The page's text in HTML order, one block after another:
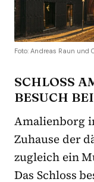
Foto: Andreas Raun und
SCHLOSS
BESUCH
Amalienborg
Zuhause der
zugleich ein
Das Schloss